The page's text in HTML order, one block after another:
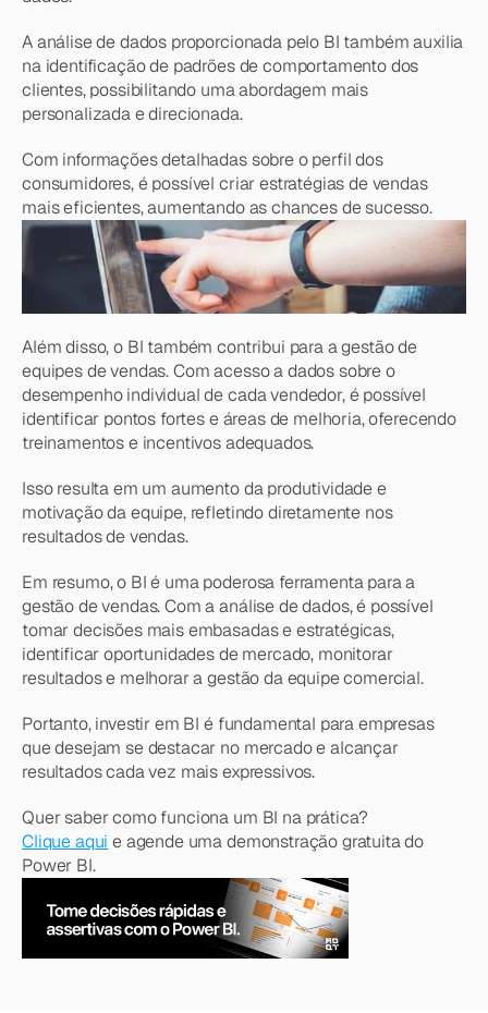
A análise de dados proporcionada pelo BI também auxilia
na identificação de padrões de comportamento dos
clientes, possibilitando uma abordagem mais
personalizada e direcionada.
Com informações detalhadas sobre o perfil dos
consumidores, é possível criar estratégias de vendas
mais eficientes, aumentando as chances de sucesso.
Além disso, o BI também contribui para a gestão de
equipes de vendas. Com acesso a dados sobre o
desempenho individual de cada vendedor, é possível
identificar pontos fortes e áreas de melhoria, oferecendo
treinamentos e incentivos adequados.
Isso resulta em um aumento da produtividade e
motivação da equipe, refletindo diretamente nos
resultados de vendas.
Em resumo, o BI é uma poderosa ferramenta para a
gestão de vendas. Com a análise de dados, é possível
tomar decisões mais embasadas e estratégicas,
identificar oportunidades de mercado, monitorar
resultados e melhorar a gestão da equipe comercial.
Portanto, investir em BI é fundamental para empresas
que desejam se destacar no mercado e alcançar
resultados cada vez mais expressivos.
Quer saber como funciona um BI na prática?
Clique aqui e agende uma demonstração gratuita do
Power BI.